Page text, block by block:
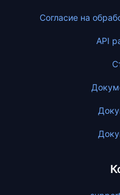
Согласие на
API